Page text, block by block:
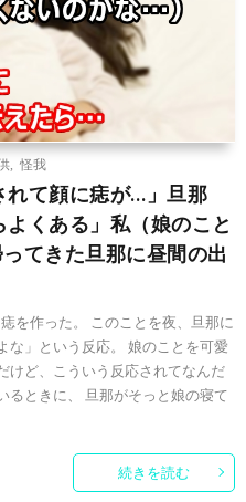
怪我
れて顔に痣が…」旦那
よくある」私（娘のこと
てきた旦那に昼間の出
を作った。 このことを夜、旦那に
な」という反応。 娘のことを可愛
けど、こういう反応されてなんだ
るときに、 旦那がそっと娘の寝て
続きを読む